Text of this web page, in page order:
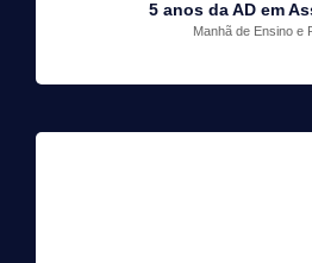
5 anos da AD em
Manhã de Ensino e